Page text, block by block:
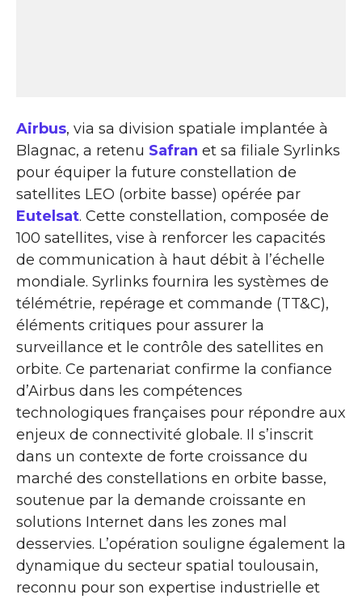
Airbus, via sa division spatiale implantée à
Blagnac, a retenu Safran et sa filiale Syrlinks
pour équiper la future constellation de
satellites LEO (orbite basse) opérée par
Eutelsat. Cette constellation, composée de
100 satellites, vise à renforcer les capacités
de communication à haut débit à l’échelle
mondiale. Syrlinks fournira les systèmes de
télémétrie, repérage et commande (TT&C),
éléments critiques pour assurer la
surveillance et le contrôle des satellites en
orbite. Ce partenariat confirme la confiance
d’Airbus dans les compétences
technologiques françaises pour répondre aux
enjeux de connectivité globale. Il s’inscrit
dans un contexte de forte croissance du
marché des constellations en orbite basse,
soutenue par la demande croissante en
solutions Internet dans les zones mal
desservies. L’opération souligne également la
dynamique du secteur spatial toulousain,
reconnu pour son expertise industrielle et